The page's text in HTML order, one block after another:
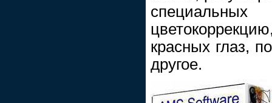
красных глаз,
другое.